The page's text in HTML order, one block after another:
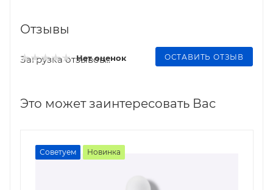
Отзывы
Нет оценок ОСТАВИТЬ ОТЗЫВ
Загрузка отзывов...
Это может заинтересовать Вас
Советуем Новинка